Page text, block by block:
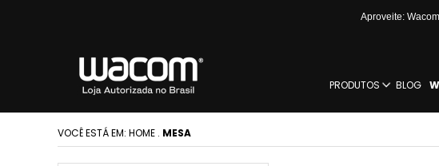
Aproveite:
PRODUTOS BLOG
VOCÊ ESTÁ EM: HOME . MESA